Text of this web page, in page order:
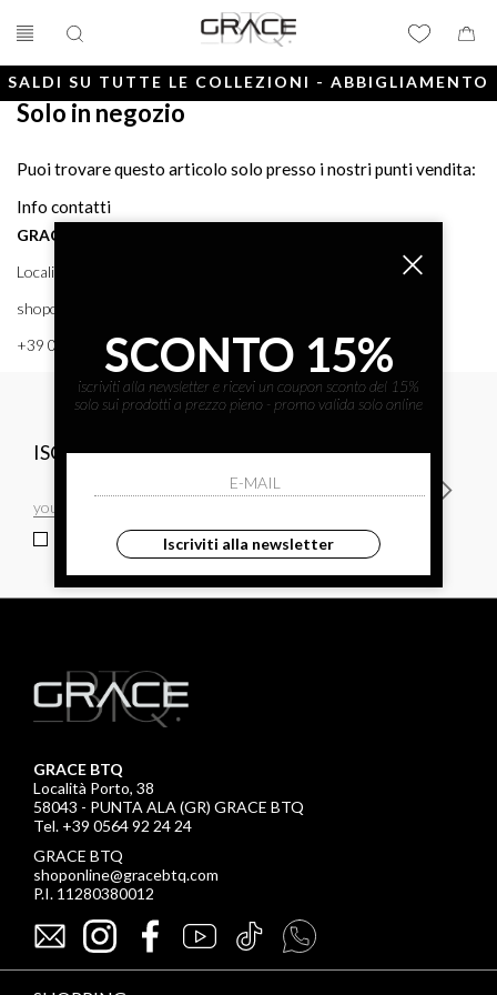
SALDI SU TUTTE LE COLLEZIONI - ABBIGLIAMENTO
Solo in negozio
Puoi trovare questo articolo solo presso i nostri punti vendita:
Info contatti
GRACE BTQ
Località Porto, 38 58043 - PUNTA ALA (GR) GRACE BTQ
shoponline@gracebtq.com
+39 0564 92 24 24
ISCRIVITI ALLA NEWSLETTER
ho letto ed accettato le condizioni sulla privacy.
GRACE BTQ
Località Porto, 38
58043 - PUNTA ALA (GR) GRACE BTQ
Tel. +39 0564 92 24 24
GRACE BTQ
shoponline@gracebtq.com
P.I. 11280380012
SCONTO 15%
iscriviti alla newsletter e ricevi un coupon sconto del 15%
solo sui prodotti a prezzo pieno - promo valida solo online
Iscriviti alla newsletter